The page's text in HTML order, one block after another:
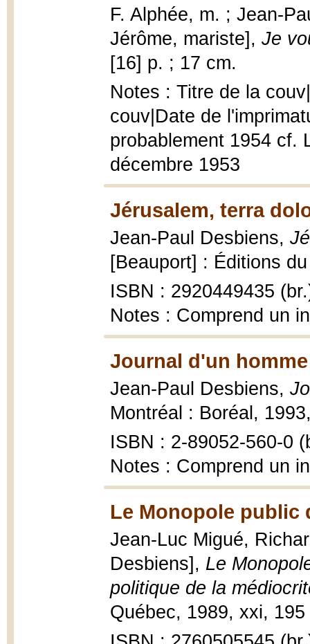
F. Alphée, m. ; Jean-
Jérôme, mariste], Je
[16] p. ; 17 cm.
Notes : Titre de la
couv|Date de
probablement 1954 cf.
décembre 1953
Jérusalem, terra
Jean-Paul Desbiens,
[Beauport] : Éditions
ISBN : 2920449435
Notes : Comprend un
Journal d'un homme
Jean-Paul Desbiens,
Montréal : Boréal,
ISBN : 2-89052-560-0
Notes : Comprend un
Le Monopole public
Jean-Luc Migué,
Desbiens], Le
politique de la
Québec, 1989, xxi,